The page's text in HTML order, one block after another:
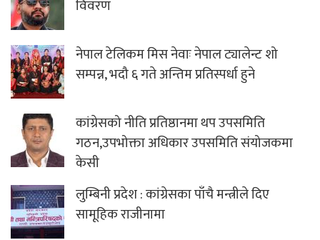
विवरण
नेपाल टेलिकम मिस नेवाः नेपाल ट्यालेन्ट शो
सम्पन्न, भदौ ६ गते अन्तिम प्रतिस्पर्धा हुने
कांग्रेसको नीति प्रतिष्ठानमा थप उपसमिति
गठन,उपभोक्ता अधिकार उपसमिति संयोजकमा
केसी
लुम्बिनी प्रदेश : कांग्रेसका पाँचै मन्त्रीले दिए
सामूहिक राजीनामा